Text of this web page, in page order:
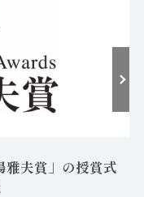
夫賞」の授賞式